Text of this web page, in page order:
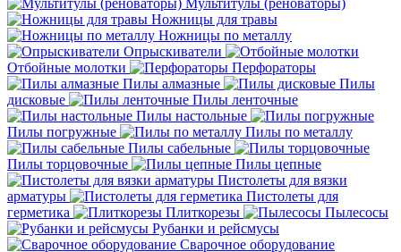
Мультитулы (реноваторы)
Ножницы для травы
Ножницы по металлу
Опрыскиватели
Отбойные молотки
Перфораторы
Пилы алмазные
Пилы
дисковые
Пилы ленточные
Пилы настольные
Пилы погружные
Пилы по металлу
Пилы сабельные
Пилы торцовочные
Пилы цепные
Пистолеты для вязки
арматуры
Пистолеты для
герметика
Плиткорезы
Пылесосы
Рубанки и рейсмусы
Сварочное оборудование